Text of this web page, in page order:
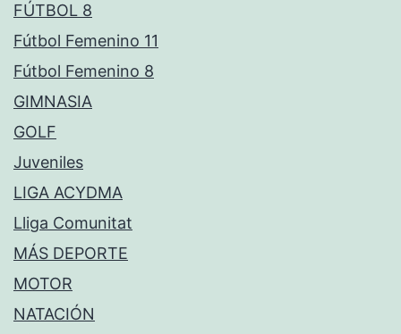
FÚTBOL 8
Fútbol Femenino 11
Fútbol Femenino 8
GIMNASIA
GOLF
Juveniles
LIGA ACYDMA
Lliga Comunitat
MÁS DEPORTE
MOTOR
NATACIÓN